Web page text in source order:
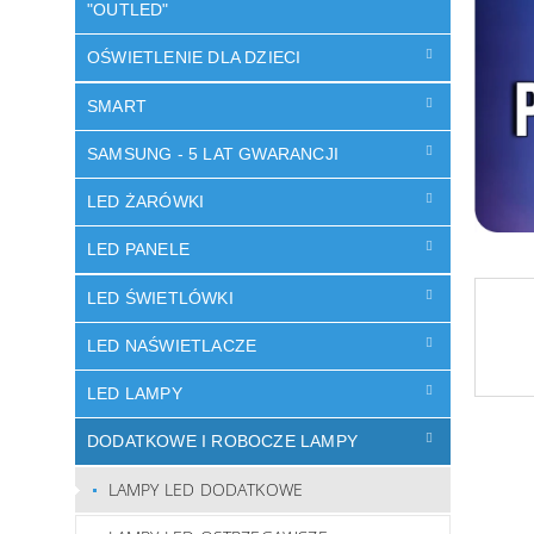
"OUTLED"
OŚWIETLENIE DLA DZIECI
SMART
SAMSUNG - 5 LAT GWARANCJI
LED ŻARÓWKI
LED PANELE
LED ŚWIETLÓWKI
LED NAŚWIETLACZE
LED LAMPY
DODATKOWE I ROBOCZE LAMPY
LAMPY LED DODATKOWE